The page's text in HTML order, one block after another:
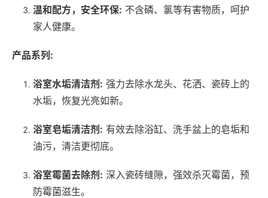
温和配方，安全环保: 不含磷、氯等有害物质，呵护
家人健康。
产品系列:
浴室水垢清洁剂: 强力去除水龙头、花洒、瓷砖上的
水垢，恢复光亮如新。
浴室皂垢清洁剂: 有效去除浴缸、洗手盆上的皂垢和
油污，清洁更彻底。
浴室霉菌去除剂: 深入瓷砖缝隙，强效杀灭霉菌，预
防霉菌滋生。